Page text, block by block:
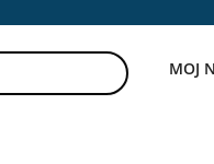
MOJ